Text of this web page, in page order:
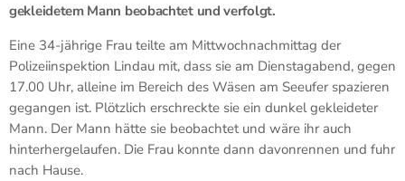
gekleidetem Mann beobachtet und verfolgt.
Eine 34-jährige Frau teilte am Mittwochnachmittag der
Polizeiinspektion Lindau mit, dass sie am Dienstagabend, gegen
17.00 Uhr, alleine im Bereich des Wäsen am Seeufer spazieren
gegangen ist. Plötzlich erschreckte sie ein dunkel gekleideter
Mann. Der Mann hätte sie beobachtet und wäre ihr auch
hinterhergelaufen. Die Frau konnte dann davonrennen und fuhr
nach Hause.